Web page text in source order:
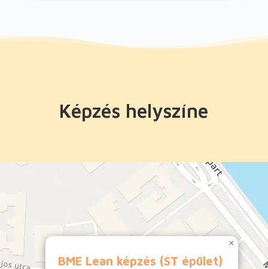
Képzés helyszíne
BME Lean képzés (ST épület)
×